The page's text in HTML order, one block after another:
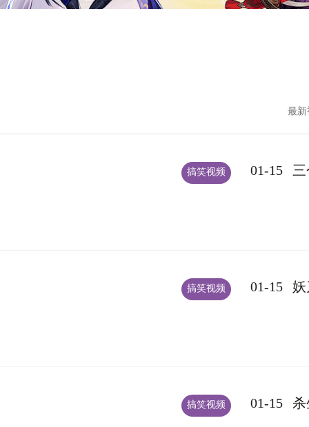
最新
搞笑视频 01-15
搞笑视频 01-15 妖
搞笑视频 01-15